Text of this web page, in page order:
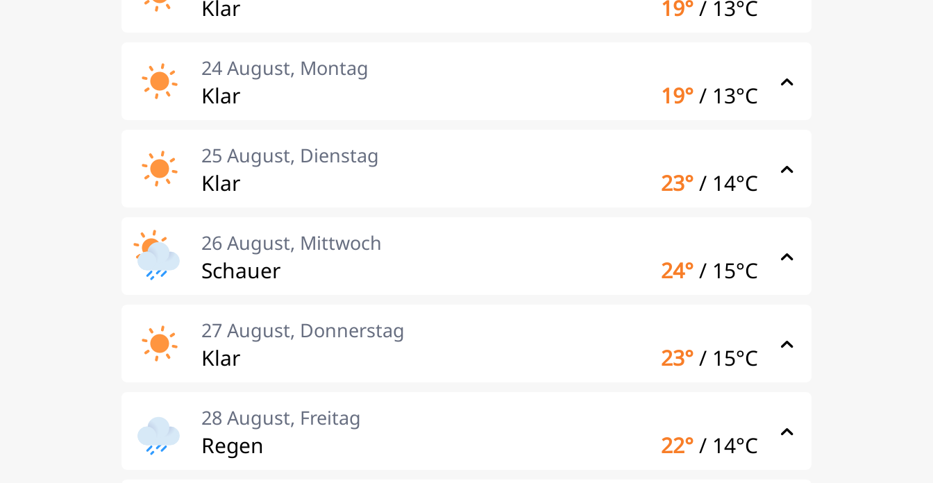
Klar 19°/ 13°C
24 August, Montag
Klar 19°/ 13°C
25 August, Dienstag
Klar 23°/ 14°C
26 August, Mittwoch
Schauer 24°/ 15°C
27 August, Donnerstag
Klar 23°/ 15°C
28 August, Freitag
Regen 22°/ 14°C